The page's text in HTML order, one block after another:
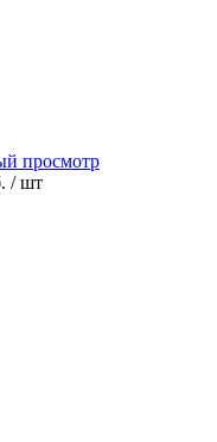
просмотр
/ шт